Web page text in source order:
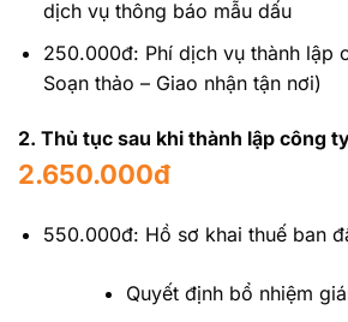
dịch vụ thông báo mẫu dấu
250.000đ: Phí dịch vụ thành lập
Soạn thảo – Giao nhận tận nơi)
2. Thủ tục sau khi thành lập công
2.650.000đ
550.000đ: Hồ sơ khai thuế ban
Quyết định bổ nhiệm